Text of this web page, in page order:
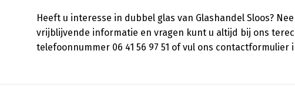
Heeft u interesse in dubbel glas van Glashandel Sloos?
vrijblijvende informatie en vragen kunt u altijd bij ons
telefoonnummer 06 41 56 97 51 of vul ons contactformulier